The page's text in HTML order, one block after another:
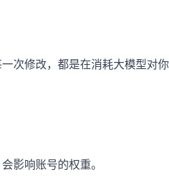
次修改，都是在消耗大模型对你
影响账号的权重。